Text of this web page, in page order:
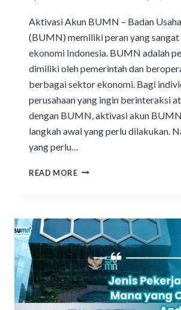
Aktivasi Akun BUMN – Badan
(BUMN) memiliki peran yang
ekonomi Indonesia. BUMN adalah
dimiliki oleh pemerintah dan
berbagai sektor ekonomi. Bagi
perusahaan yang ingin berinteraksi
dengan BUMN, aktivasi akun
langkah awal yang perlu dilakukan.
yang perlu…
READ MORE